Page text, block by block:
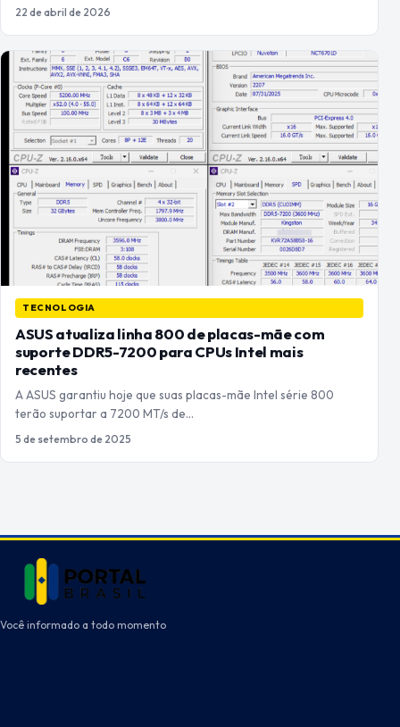
22 de abril de 2026
TECNOLOGIA
ASUS atualiza linha 800 de placas-mãe com
suporte DDR5-7200 para CPUs Intel mais
recentes
A ASUS garantiu hoje que suas placas-mãe Intel série 800
terão suportar a 7200 MT/s de…
5 de setembro de 2025
Você informado a todo momento